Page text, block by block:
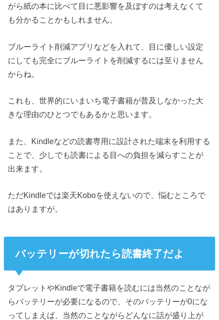
がら紙の本に比べて目に悪影響を及ぼすのは考えなくて
も分かることかもしれません。
ブルーライト削減アプリなどを入れて、目に優しい設定
にしても完全にブルーライトを削減するには至りません
からね。
これも、世界的にいまいち電子書籍が普及しなかった大
きな理由のひとつでもあるかと思います。
また、Kindleなどの読書専用に設計された端末を利用する
ことで、少しでも読書による目への負担を減らすことが
出来ます。
ただKindleでは楽天Koboを使えないので、悩むところで
はありますが。
バッテリーが切れたら読書終了だよ
タブレットやKindleで電子書籍を読むには当然のことなが
らバッテリーが必要になるので、そのバッテリーが0にな
ってしまえば、当然のことながらどんなに話が盛り上が